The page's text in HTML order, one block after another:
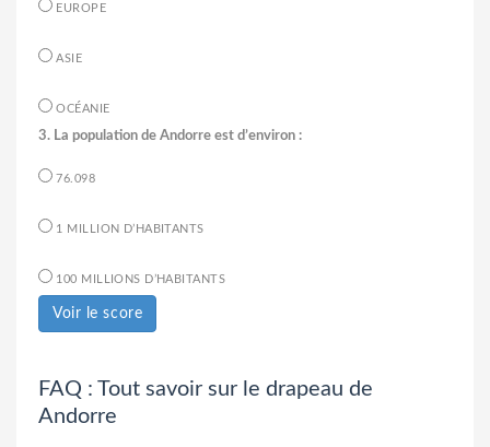
EUROPE
ASIE
OCÉANIE
3. La population de Andorre est d’environ :
76.098
1 MILLION D’HABITANTS
100 MILLIONS D’HABITANTS
Voir le score
FAQ : Tout savoir sur le drapeau de
Andorre